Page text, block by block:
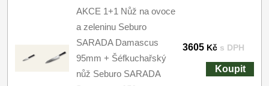
AKCE 1+1 Nůž na ovoce
a zeleninu Seburo
SARADA Damascus
95mm + Šéfkuchařský
nůž Seburo SARADA
3605 Kč s DPH
Koupit